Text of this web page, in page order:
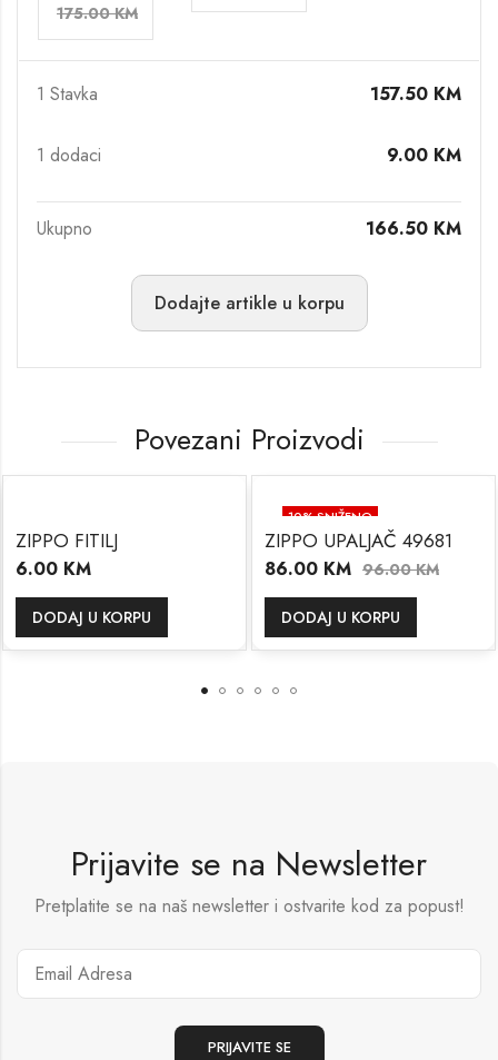
175.00KM
1 Stavka 157.50 KM
1 dodaci 9.00 KM
Ukupno 166.50 KM
Dodajte artikle u korpu
Povezani Proizvodi
ZIPPO FITILJ
6.00 KM
DODAJ U KORPU
10% SNIŽENO
ZIPPO UPALJAČ 49681
86.00 KM 96.00KM
DODAJ U KORPU
Prijavite se na Newsletter
Pretplatite se na naš newsletter i ostvarite kod za popust!